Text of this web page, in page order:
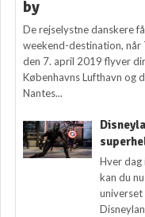
by
De rejselystne danskere
weekend-destination, når
den 7. april 2019 flyver
Københavns Lufthavn og
Nantes...
Hver
kan du
universet